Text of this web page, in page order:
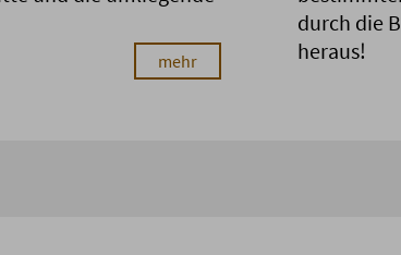
mehr
durch die
heraus!